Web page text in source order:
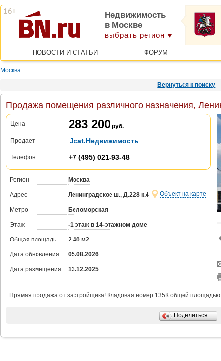
Недвижимость
в Москве
выбрать регион
НОВОСТИ И СТАТЬИ ФОРУМ
Москва
Вернуться к поиску
Продажа помещения различного назначения,
Цена 283 200 руб.
Продает Jcat.Недвижимость
Телефон +7 (495) 021-93-48
Регион Москва
Адрес Ленинградское ш., Д.228 к.4 Объект на карте
Метро Беломорская
Этаж -1 этаж в 14-этажном доме
Общая площадь 2.40 м2
Дата обновления 05.08.2026
Дата размещения 13.12.2025
Прямая продажа от застройщика! Кладовая номер 135К общей
Поделиться…